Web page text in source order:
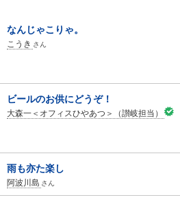
なんじゃこりゃ。
こうき さん
ビールのお供にどうぞ！
大森一＜オフィスひやあつ＞（讃岐担当）
雨も亦た楽し
阿波川島 さん